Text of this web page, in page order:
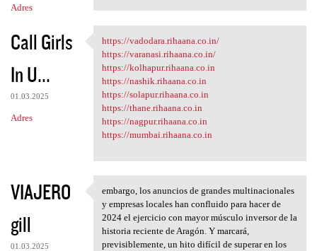
Adres
Call Girls
In U...
01.03.2025
Adres
https://vadodara.rihaana.co
https://vadodara.rihaana.co.in/
https://varanasi.rihaana.co.in/
https://kolhapur.rihaana.co.in
https://nashik.rihaana.co.in
https://solapur.rihaana.co.in
https://thane.rihaana.co.in
https://nagpur.rihaana.co.in
https://mumbai.rihaana.co.in
VIAJERO
gill
01.03.2025
embargo, los anuncios de
embargo, los anuncios de grandes multinacionales
y empresas locales han confluido para hacer de
2024 el ejercicio con mayor músculo inversor de la
historia reciente de Aragón. Y marcará,
previsiblemente, un hito difícil de superar en los